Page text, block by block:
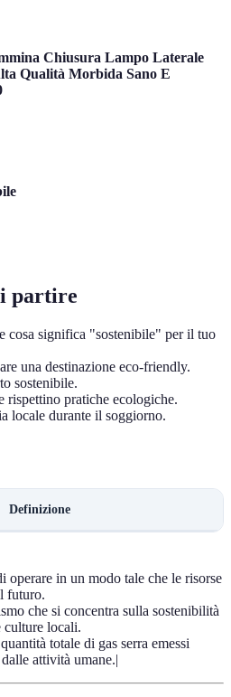
Chiusura Lampo Laterale
Qualità Morbida Sano E
partire
cosa significa "sostenibile" per il tuo
una destinazione eco-friendly.
sostenibile.
rispettino pratiche ecologiche.
locale durante il soggiorno.
Definizione
operare in un modo tale che le risorse
futuro.
che si concentra sulla sostenibilità
culture locali.
totale di gas serra emessi
attività umane.|